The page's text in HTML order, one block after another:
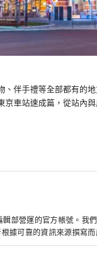
、伴手禮等全部都有的
車站速成篇，從站內
輯部營運的官方帳號。我
據可靠的資訊來源撰寫而